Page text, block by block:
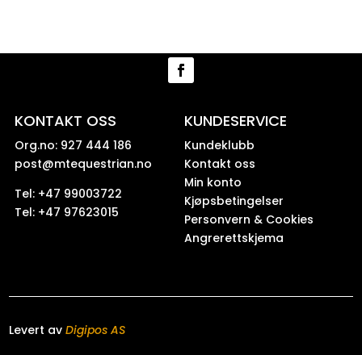
KONTAKT OSS
Org.no: 927 444 186
post@mtequestrian.no
Tel: +47 99003722
Tel: +47 97623015
KUNDESERVICE
Kundeklubb
Kontakt oss
Min konto
Kjøpsbetingelser
Personvern & Cookies
Angrerettskjema
Levert avDigipos AS